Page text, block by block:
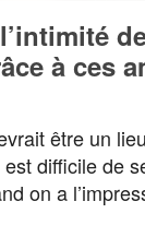
à ces
être un
difficile de
on a